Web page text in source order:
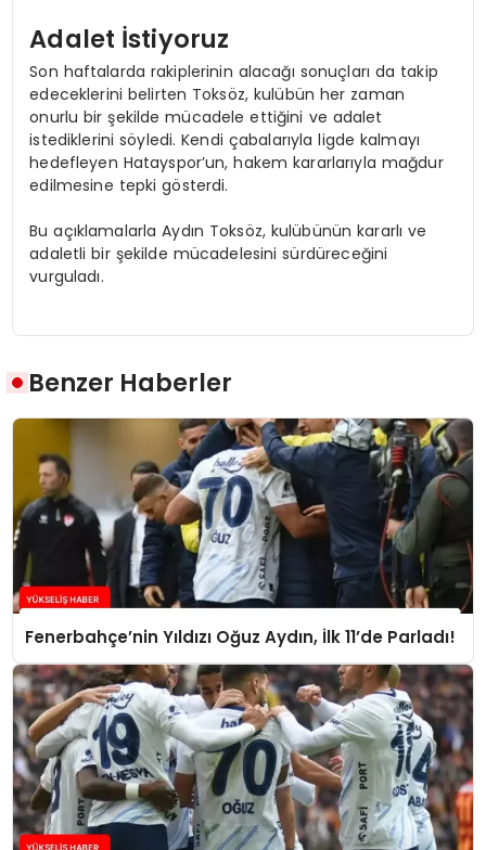
Adalet İstiyoruz
Son haftalarda rakiplerinin alacağı sonuçları da takip
edeceklerini belirten Toksöz, kulübün her zaman
onurlu bir şekilde mücadele ettiğini ve adalet
istediklerini söyledi. Kendi çabalarıyla ligde kalmayı
hedefleyen Hatayspor’un, hakem kararlarıyla mağdur
edilmesine tepki gösterdi.
Bu açıklamalarla Aydın Toksöz, kulübünün kararlı ve
adaletli bir şekilde mücadelesini sürdüreceğini
vurguladı.
Benzer Haberler
Fenerbahçe’nin Yıldızı Oğuz Aydın, İlk 11’de Parladı!